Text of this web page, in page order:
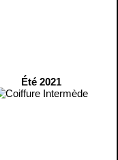
Été 2021